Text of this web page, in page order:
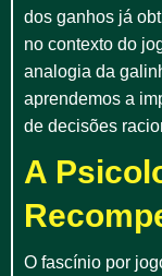
dos ganhos já
no contexto do
analogia da
aprendemos a
de decisões
A
O fascínio por